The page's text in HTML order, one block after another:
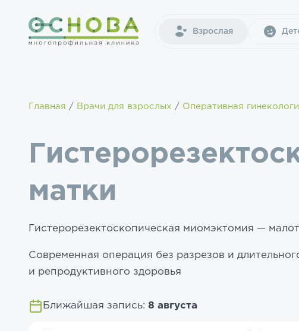
Взрослая
Главная Врачи для взрослых Оперативная
матки
Гистерорезектоскопическая миомэктомия —
Современная операция без разрезов и
и репродуктивного здоровья
Ближайшая запись: 8 августа